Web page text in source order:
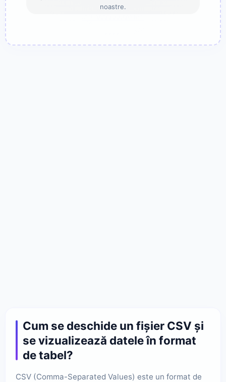
noastre.
Cum se deschide un fișier CSV și
se vizualizează datele în format
de tabel?
CSV (Comma-Separated Values) este un format de